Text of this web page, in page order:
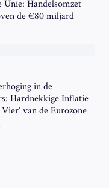
Unie: Handelsomzet
de €80 miljard
in de
Hardnekkige Inflatie
van de Eurozone